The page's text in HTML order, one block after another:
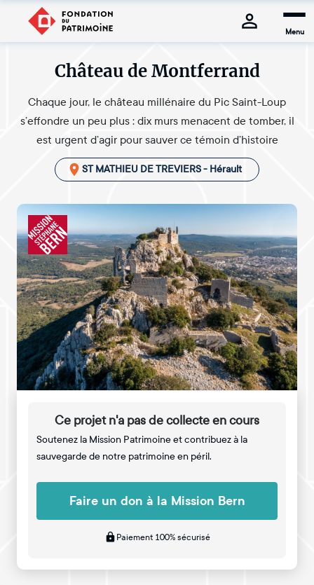
Menu
Château de Montferrand
Chaque jour, le château millénaire du Pic Saint-Loup
s’effondre un peu plus : dix murs menacent de tomber, il
est urgent d’agir pour sauver ce témoin d’histoire
ST MATHIEU DE TREVIERS - Hérault
Ce projet n'a pas de collecte en cours
Soutenez la Mission Patrimoine et contribuez à la
sauvegarde de notre patrimoine en péril.
Faire un don à la Mission Bern
Paiement 100% sécurisé